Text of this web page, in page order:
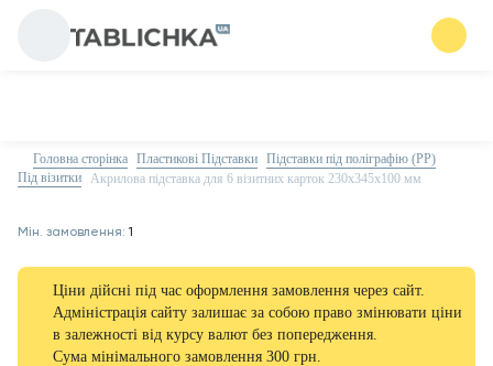
Головна сторінка Пластикові Підставки Підставки під поліграфію (PP)
Під візитки
Акрилова підставка для 6 візитних карток 230х345х100 мм
Мін. замовлення: 1
Ціни дійсні під час оформлення замовлення через сайт.
Адміністрація сайту залишає за собою право змінювати ціни
в залежності від курсу валют без попередження.
Сума мінімального замовлення 300 грн.